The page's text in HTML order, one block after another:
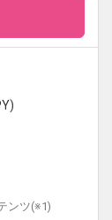
ンツ(※1)